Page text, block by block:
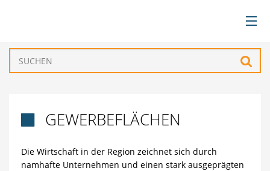
BÜRGERSERVICE
GEMEINDEN
TOURISMUS & FREIZEIT
GEWERBEFLÄCHEN
Die Wirtschaft in der Region zeichnet sich durch
namhafte Unternehmen und einen stark ausgeprägten